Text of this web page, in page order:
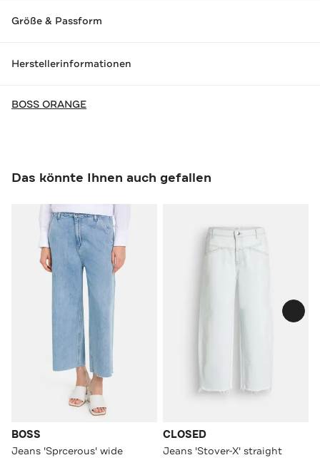
Größe & Passform
Herstellerinformationen
BOSS ORANGE
Das könnte Ihnen auch gefallen
BOSS
Jeans 'Sprcerous' wide
CLOSED
Jeans 'Stover-X' straight